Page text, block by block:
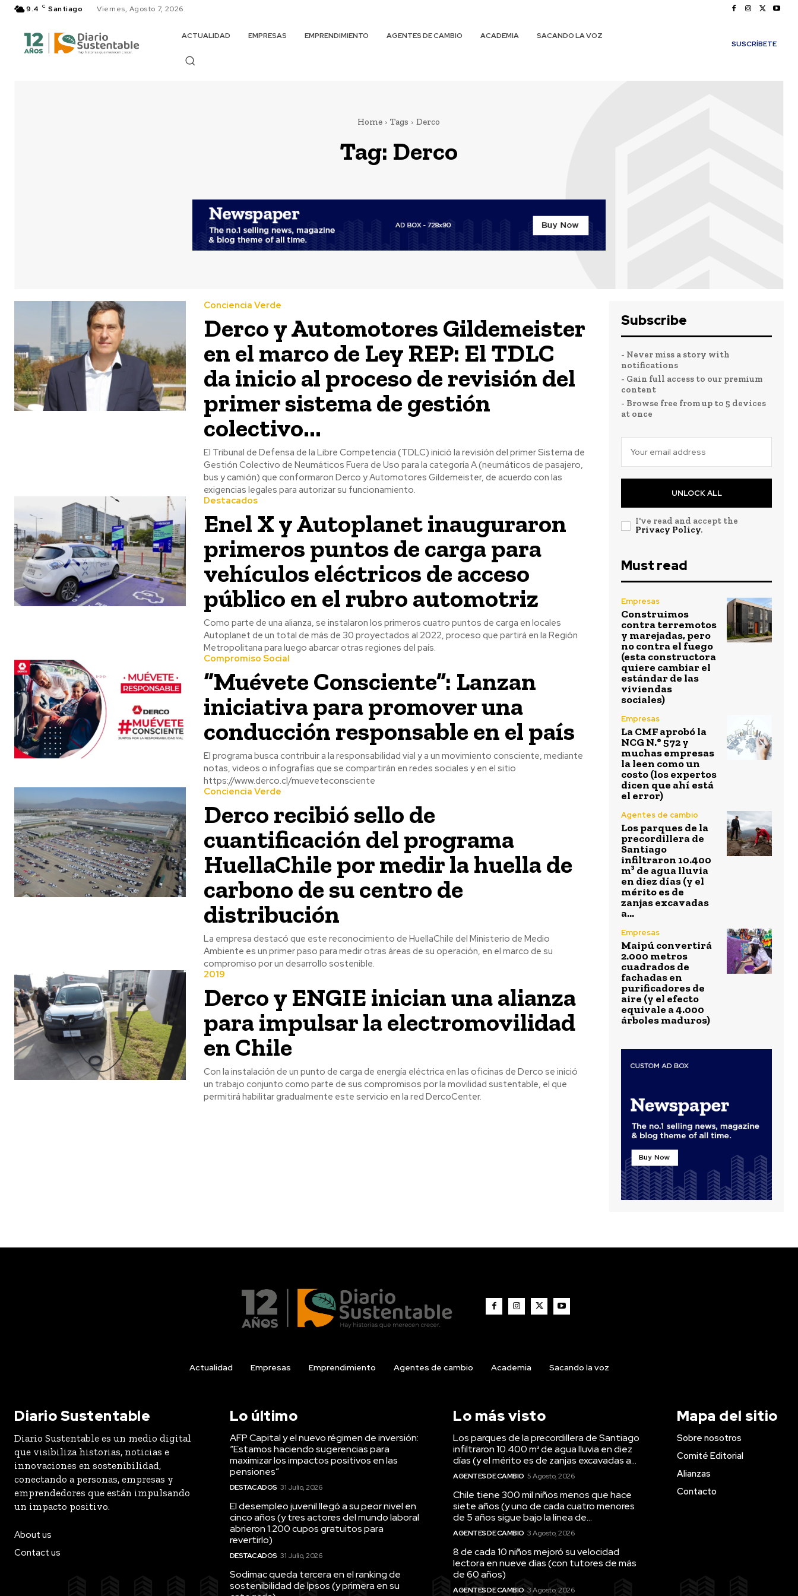
9.4 C Santiago Viernes, Agosto 7, 2026
ACTUALIDAD EMPRESAS EMPRENDIMIENTO AGENTES DE CAMBIO ACADEMIA
SACANDO LA VOZ
SUSCRÍBETE
Home Tags Derco
Tag: Derco
Conciencia Verde
Derco y Automotores Gildemeister
en el marco de Ley REP: El TDLC
da inicio al proceso de revisión del
primer sistema de gestión
colectivo...
El Tribunal de Defensa de la Libre Competencia (TDLC) inició la revisión del primer Sistema de
Gestión Colectivo de Neumáticos Fuera de Uso para la categoría A (neumáticos de pasajero,
bus y camión) que conformaron Derco y Automotores Gildemeister, de acuerdo con las
exigencias legales para autorizar su funcionamiento.
Destacados
Enel X y Autoplanet inauguraron
primeros puntos de carga para
vehículos eléctricos de acceso
público en el rubro automotriz
Como parte de una alianza, se instalaron los primeros cuatro puntos de carga en locales
Autoplanet de un total de más de 30 proyectados al 2022, proceso que partirá en la Región
Metropolitana para luego abarcar otras regiones del país.
Compromiso Social
“Muévete Consciente”: Lanzan
iniciativa para promover una
conducción responsable en el país
El programa busca contribuir a la responsabilidad vial y a un movimiento consciente, mediante
notas, videos o infografías que se compartirán en redes sociales y en el sitio
https://www.derco.cl/mueveteconsciente
Conciencia Verde
Derco recibió sello de
cuantificación del programa
HuellaChile por medir la huella de
carbono de su centro de
distribución
La empresa destacó que este reconocimiento de HuellaChile del Ministerio de Medio
Ambiente es un primer paso para medir otras áreas de su operación, en el marco de su
compromiso por un desarrollo sostenible.
2019
Derco y ENGIE inician una alianza
para impulsar la electromovilidad
en Chile
Con la instalación de un punto de carga de energía eléctrica en las oficinas de Derco se inició
un trabajo conjunto como parte de sus compromisos por la movilidad sustentable, el que
permitirá habilitar gradualmente este servicio en la red DercoCenter.
Subscribe
- Never miss a story with
notifications
- Gain full access to our premium
content
- Browse free from up to 5 devices
at once
UNLOCK ALL
I've read and accept the
Privacy Policy.
Must read
Empresas
Construimos
contra terremotos
y marejadas, pero
no contra el fuego
(esta constructora
quiere cambiar el
estándar de las
viviendas
sociales)
Empresas
La CMF aprobó la
NCG N.° 572 y
muchas empresas
la leen como un
costo (los expertos
dicen que ahí está
el error)
Agentes de cambio
Los parques de la
precordillera de
Santiago
infiltraron 10.400
m³ de agua lluvia
en diez días (y el
mérito es de
zanjas excavadas
a...
Empresas
Maipú convertirá
2.000 metros
cuadrados de
fachadas en
purificadores de
aire (y el efecto
equivale a 4.000
árboles maduros)
Actualidad Empresas Emprendimiento Agentes de cambio Academia Sacando la voz
Diario Sustentable
Diario Sustentable es un medio digital
que visibiliza historias, noticias e
innovaciones en sostenibilidad,
conectando a personas, empresas y
emprendedores que están impulsando
un impacto positivo.
About us
Contact us
Lo último
AFP Capital y el nuevo régimen de inversión:
“Estamos haciendo sugerencias para
maximizar los impactos positivos en las
pensiones”
DESTACADOS 31 Julio, 2026
El desempleo juvenil llegó a su peor nivel en
cinco años (y tres actores del mundo laboral
abrieron 1.200 cupos gratuitos para
revertirlo)
DESTACADOS 31 Julio, 2026
Sodimac queda tercera en el ranking de
sostenibilidad de Ipsos (y primera en su
Lo más visto
Los parques de la precordillera de Santiago
infiltraron 10.400 m³ de agua lluvia en diez
días (y el mérito es de zanjas excavadas a...
AGENTES DE CAMBIO 5 Agosto, 2026
Chile tiene 300 mil niños menos que hace
siete años (y uno de cada cuatro menores
de 5 años sigue bajo la línea de...
AGENTES DE CAMBIO 3 Agosto, 2026
8 de cada 10 niños mejoró su velocidad
lectora en nueve días (con tutores de más
de 60 años)
AGENTES DE CAMBIO 3 Agosto, 2026
Mapa del sitio
Sobre nosotros
Comité Editorial
Alianzas
Contacto